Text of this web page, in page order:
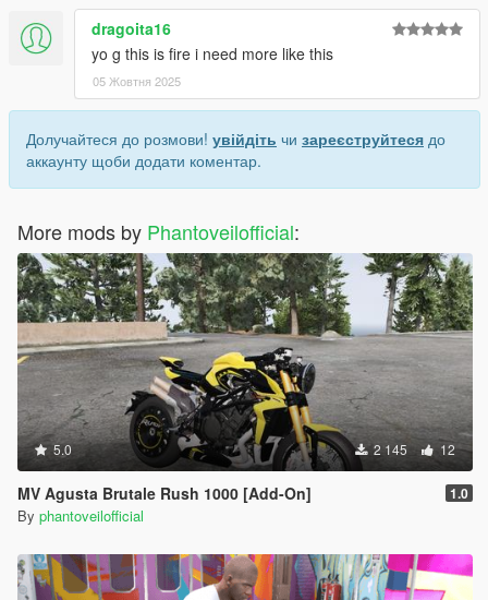
dragoita16
yo g this is fire i need more like this
05 Жовтня 2025
Долучайтеся до розмови! увійдіть чи зареєструйтеся до
аккаунту щоби додати коментар.
More mods by Phantoveilofficial:
5.0 2 145 12
MV Agusta Brutale Rush 1000 [Add-On] 1.0
By phantoveilofficial